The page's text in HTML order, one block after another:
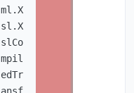
ml.X
sl.X
slCo
mpil
edTr